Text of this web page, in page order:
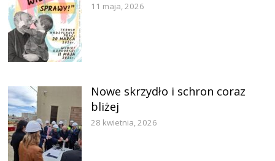
11 maja, 2026
Nowe skrzydło i schron coraz
bliżej
28 kwietnia, 2026